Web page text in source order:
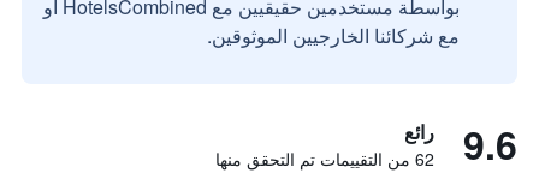
بواسطة مستخدمين حقيقيين مع HotelsCombined أو
مع شركائنا الخارجيين الموثوقين.
9.6 رائع
62 من التقييمات تم التحقق منها